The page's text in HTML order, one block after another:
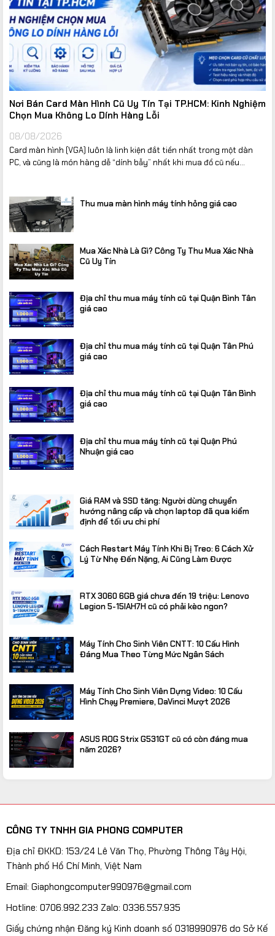
Nơi Bán Card Màn Hình Cũ Uy Tín Tại TP.HCM: Kinh Nghiệm
Chọn Mua Không Lo Dính Hàng Lỗi
08/08/2026
Card màn hình (VGA) luôn là linh kiện đắt tiền nhất trong một dàn
PC, và cũng là món hàng dễ “dính bẫy” nhất khi mua đồ cũ nếu...
Thu mua màn hình máy tính hỏng giá cao
Mua Xác Nhà Là Gì? Công Ty Thu Mua Xác Nhà
Cũ Uy Tín
Địa chỉ thu mua máy tính cũ tại Quận Bình Tân
giá cao
Địa chỉ thu mua máy tính cũ tại Quận Tân Phú
giá cao
Địa chỉ thu mua máy tính cũ tại Quận Tân Bình
giá cao
Địa chỉ thu mua máy tính cũ tại Quận Phú
Nhuận giá cao
Giá RAM và SSD tăng: Người dùng chuyển
hướng nâng cấp và chọn laptop đã qua kiểm
định để tối ưu chi phí
Cách Restart Máy Tính Khi Bị Treo: 6 Cách Xử
Lý Từ Nhẹ Đến Nặng, Ai Cũng Làm Được
RTX 3060 6GB giá chưa đến 19 triệu: Lenovo
Legion 5-15IAH7H cũ có phải kèo ngon?
Máy Tính Cho Sinh Viên CNTT: 10 Cấu Hình
Đáng Mua Theo Từng Mức Ngân Sách
Máy Tính Cho Sinh Viên Dựng Video: 10 Cấu
Hình Chạy Premiere, DaVinci Mượt 2026
ASUS ROG Strix G531GT cũ có còn đáng mua
năm 2026?
CÔNG TY TNHH GIA PHONG COMPUTER
Địa chỉ ĐKKD: 153/24 Lê Văn Thọ, Phường Thông Tây Hội,
Thành phố Hồ Chí Minh, Việt Nam
Email: Giaphongcomputer990976@gmail.com
Hotline: 0706.992.233 Zalo: 0336.557.935
Giấy chứng nhận Đăng ký Kinh doanh số 0318990976 do Sở Kế